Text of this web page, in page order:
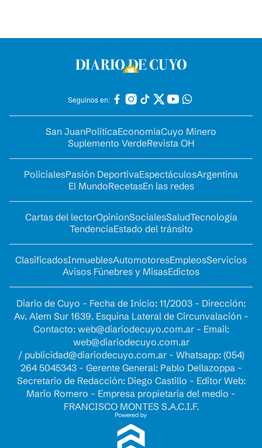
Seguinos en:
San JuanPolíticaEconomíaCuyo Minero
Suplemento VerdeRevista OH
PolicialesPasión DeportivaEspectáculosArgentina
El MundoRecetasEn las redes
Cartas del lectorOpinionSocialesSaludTecnología
TendenciaEstado del tránsito
ClasificadosInmueblesAutomotoresEmpleosServicios
Avisos Fúnebres y MisasEdictos
Diario de Cuyo - Fecha de Inicio: 11/2003 - Dirección:
Av. Alem Sur 1639. Esquina Lateral de Circunvalación -
Contacto: web@diariodecuyo.com.ar- Email:
web@diariodecuyo.com.ar
/ publicidad@diariodecuyo.com.ar- Whatsapp: (054)
264 5045343 - Gerente General: Pablo Dellazoppa -
Secretario de Redacción: Diego Castillo - Editor Web:
Mario Romero - Empresa propietaria del medio -
FRANCISCO MONTES S.A.C.I.F.